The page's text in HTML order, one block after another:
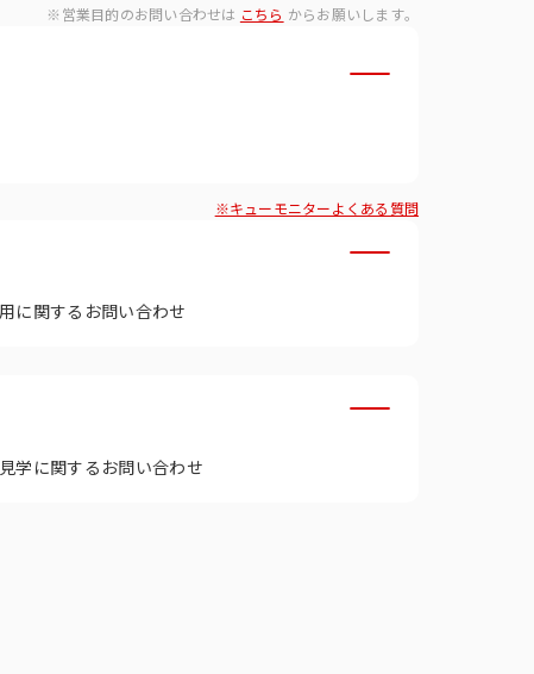
※営業目的のお問い合わせは こちら からお願いします。
※キューモニターよくある質問
に関するお問い合わせ
学に関するお問い合わせ